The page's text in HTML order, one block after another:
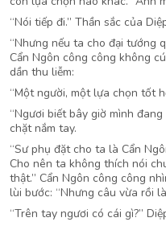
“Nói tiếp đi.” Thần sắc của
“Nhưng nếu ta cho đại tướng
Cẩn Ngôn công công không
dần thu liễm:
“Một người, một lựa chọn tốt
“Ngươi biết bây giờ mình
chặt nắm tay.
“Sư phụ đặt cho ta là Cẩn
Cho nên ta không thích nói
thật.” Cẩn Ngôn công công
lùi bước: “Nhưng câu vừa rồi
“Trên tay ngươi có cái gì?”